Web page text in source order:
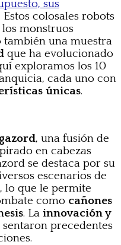
sus
Estos colosales robots
monstruos
también una muestra
que ha evolucionado
exploramos los 10
cada uno con
únicas.
, una fusión de
en cabezas
se destaca por su
escenarios de
lo que le permite
como cañones
. La innovación y
precedentes